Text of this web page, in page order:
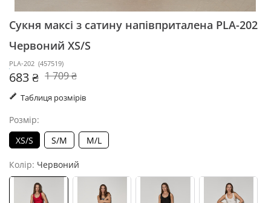
Сукня максі з сатину напівприталена PLA-202
Червоний XS/S
PLA-202 (457519)
683 ₴ 1 709 ₴
Таблиця розмірів
Розмір:
XS/S
S/M M/L
Колір: Червоний